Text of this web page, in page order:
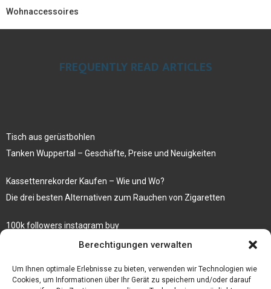
Berechtigungen verwalten
Um Ihnen optimale Erlebnisse zu bieten, verwenden wir Technologien wie
Cookies, um Informationen über Ihr Gerät zu speichern und/oder darauf
Wohnaccessoires
FREQUENTLY READ ARTICLES
Tisch aus gerüstbohlen
Tanken Wuppertal – Geschäfte, Preise und Neuigkeiten
Kassettenrekorder Kaufen – Wie und Wo?
Die drei besten Alternativen zum Rauchen von Zigaretten
100k followers instagram buy
Rezepte für gekochte Süßkartoffeln
Gönnen Sie sich bedruckte Fliesen mit einem eigenen Bild